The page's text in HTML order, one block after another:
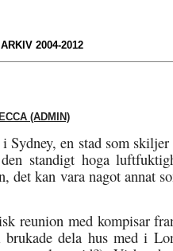
ARKIV 2004-2012
(ADMIN)
Sydney, en stad som
standigt hoga
det kan vara nagot annat
reunion med kompisar
dela hus med i